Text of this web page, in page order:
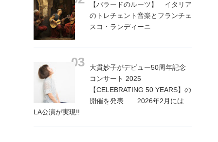
【バラードのルーツ】 イタリア
のトレチェント音楽とフランチェ
スコ・ランディーニ
大貫妙子がデビュー50周年記念
コンサート 2025
【CELEBRATING 50 YEARS】の
開催を発表 2026年2月には
LA公演が実現!!